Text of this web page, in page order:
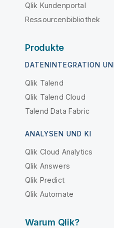
Qlik Kundenportal
Ressourcenbibliothek
Produkte
DATENINTEGRATION
Qlik Talend
Qlik Talend Cloud
Talend Data Fabric
ANALYSEN UND KI
Qlik Cloud Analytics
Qlik Answers
Qlik Predict
Qlik Automate
Warum Qlik?